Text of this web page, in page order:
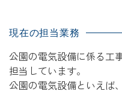
現在の担当業務
公園の電気設備に係る工
担当しています。
公園の電気設備といえば